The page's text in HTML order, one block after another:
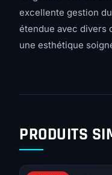
excellente gestion
étendue avec divers
une esthétique
PRODUITS